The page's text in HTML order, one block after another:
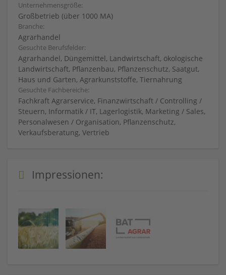
Unternehmensgröße:
Großbetrieb (über 1000 MA)
Branche:
Agrarhandel
Gesuchte Berufsfelder:
Agrarhandel, Düngemittel, Landwirtschaft, ökologische
Landwirtschaft, Pflanzenbau, Pflanzenschutz, Saatgut,
Haus und Garten, Agrarkunststoffe, Tiernahrung
Gesuchte Fachbereiche:
Fachkraft Agrarservice, Finanzwirtschaft / Controlling /
Steuern, Informatik / IT, Lagerlogistik, Marketing / Sales,
Personalwesen / Organisation, Pflanzenschutz,
Verkaufsberatung, Vertrieb
Impressionen: